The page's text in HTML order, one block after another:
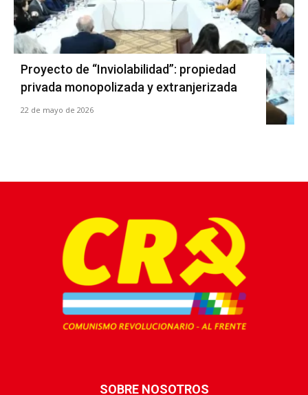
Proyecto de “Inviolabilidad”: propiedad
privada monopolizada y extranjerizada
22 de mayo de 2026
SOBRE NOSOTROS